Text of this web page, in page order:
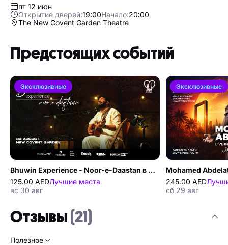
пт 12 июн
Открытие дверей:19:00Начало:20:00
The New Covent Garden Theatre
Предстоящих событий
Эксклюзивные
Bhuwin Experience - Noor-e-Daastan в Дубае
125.00 AEDЛучшие места
вс 30 авг
Эксклюзивные
245.00 AED
сб 29 авг
Отзывы (21)
Полезное